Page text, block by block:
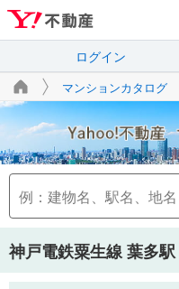
ログイン
マンションカタログ
神戸電鉄粟生線 葉多駅